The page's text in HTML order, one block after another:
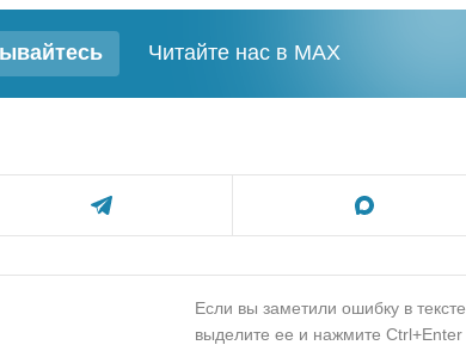
Читайте нас в MAX
Если вы заметили ошибку в тексте,
выделите ее и нажмите Ctrl+Enter